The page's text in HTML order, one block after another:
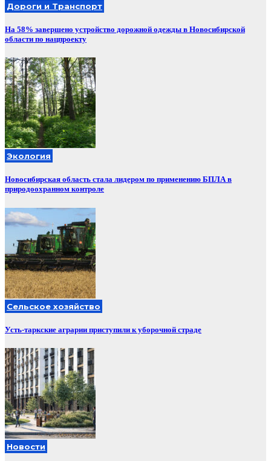
Дороги и Транспорт
На 58% завершено устройство дорожной одежды в Новосибирской
области по нацпроекту
Экология
Новосибирская область стала лидером по применению БПЛА в
природоохранном контроле
Сельское хозяйство
Усть-таркские аграрии приступили к уборочной страде
Новости